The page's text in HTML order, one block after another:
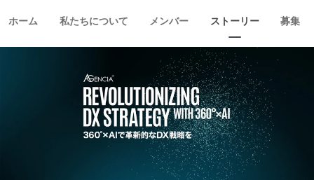
ホーム 私たちについて メンバー ストーリー 募集